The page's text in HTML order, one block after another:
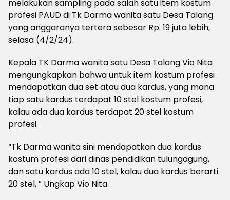
melakukan sampling pada salah satu item kostum
profesi PAUD di Tk Darma wanita satu Desa Talang
yang anggaranya tertera sebesar Rp. 19 juta lebih,
selasa (4/2/24).
Kepala TK Darma wanita satu Desa Talang Vio Nita
mengungkapkan bahwa untuk item kostum profesi
mendapatkan dua set atau dua kardus, yang mana
tiap satu kardus terdapat 10 stel kostum profesi,
kalau ada dua kardus terdapat 20 stel kostum
profesi.
“Tk Darma wanita sini mendapatkan dua kardus
kostum profesi dari dinas pendidikan tulungagung,
dan satu kardus ada 10 stel, kalau dua kardus berarti
20 stel, ” Ungkap Vio Nita.